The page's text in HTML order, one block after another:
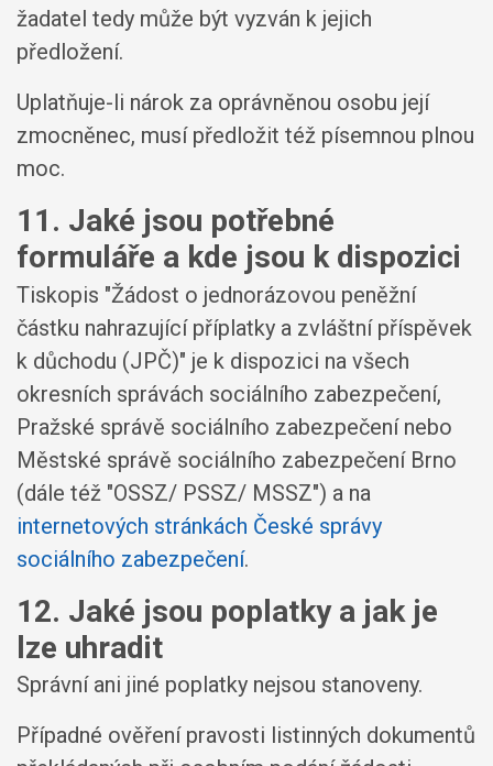
žadatel tedy může být vyzván k jejich
předložení.
Uplatňuje-li nárok za oprávněnou osobu její
zmocněnec, musí předložit též písemnou plnou
moc.
11. Jaké jsou potřebné
formuláře a kde jsou k dispozici
Tiskopis "Žádost o jednorázovou peněžní
částku nahrazující příplatky a zvláštní příspěvek
k důchodu (JPČ)" je k dispozici na všech
okresních správách sociálního zabezpečení,
Pražské správě sociálního zabezpečení nebo
Městské správě sociálního zabezpečení Brno
(dále též "OSSZ/ PSSZ/ MSSZ") a na
internetových stránkách České správy
sociálního zabezpečení.
12. Jaké jsou poplatky a jak je
lze uhradit
Správní ani jiné poplatky nejsou stanoveny.
Případné ověření pravosti listinných dokumentů